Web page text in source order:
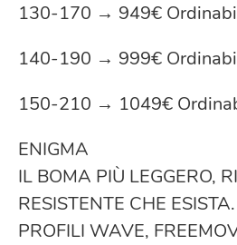
130-170 → 949€
140-190 → 999€
150-210 → 1049€
ENIGMA
IL BOMA PIÙ LEGGERO,
RESISTENTE CHE
PROFILI WAVE,